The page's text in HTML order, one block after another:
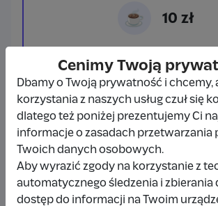
☕ 10 zł
🍕 15 zł
Wybieram 10 zł
Inna kwota
Cenimy Twoją
Dbamy o Twoją prywatność i chcemy,
korzystania z naszych usług czuł się
dlatego też poniżej prezentujemy Ci
informacje o zasadach przetwarzania
Twoich danych osobowych.
Aby wyrazić zgody na korzystanie z
automatycznego śledzenia i zbierania
dostęp do informacji na Twoim